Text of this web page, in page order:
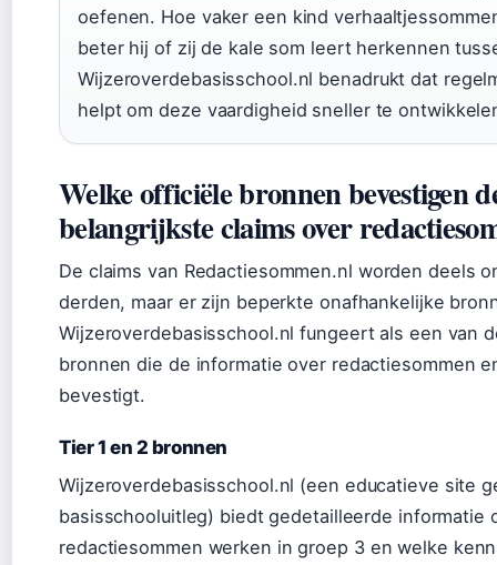
oefenen. Hoe vaker een kind
beter hij of zij de kale som leert herkennen
Wijzeroverdebasisschool.nl benadrukt dat
helpt om deze vaardigheid sneller te
Welke officiële bronnen bevestigen
belangrijkste claims over
De claims van Redactiesommen.nl worden deels
derden, maar er zijn beperkte onafhankelijke
Wijzeroverdebasisschool.nl fungeert als een van
bronnen die de informatie over redactiesommen
bevestigt.
Tier 1 en 2 bronnen
Wijzeroverdebasisschool.nl (een educatieve site
basisschooluitleg) biedt gedetailleerde informatie
redactiesommen werken in groep 3 en welke